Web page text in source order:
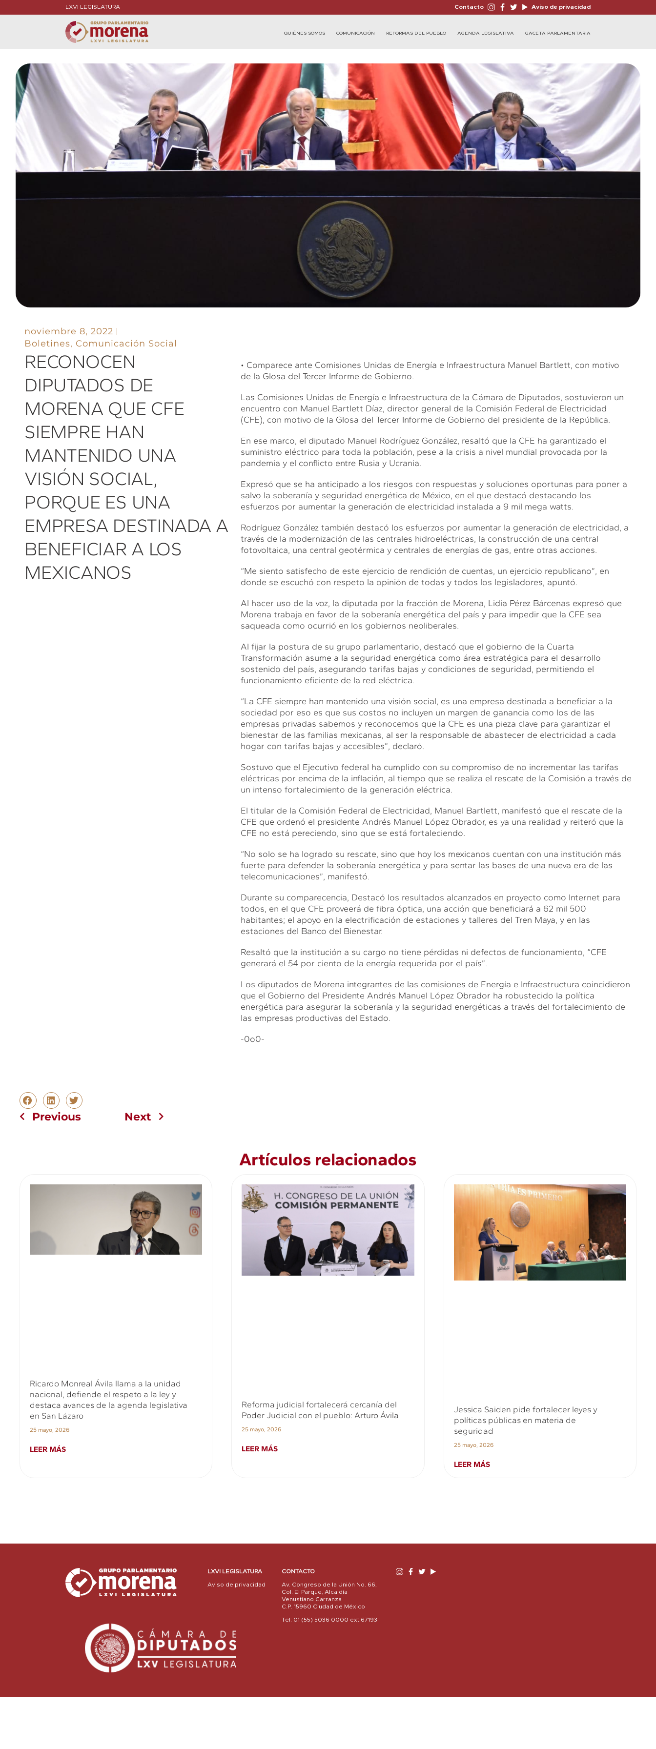
LXVI LEGISLATURA Contacto Aviso de privacidad
QUIÉNES SOMOS COMUNICACIÓN REFORMAS DEL PUEBLO AGENDA LEGISLATIVA GACETA PARLAMENTARIA
noviembre 8, 2022
Boletines, Comunicación Social
RECONOCEN
DIPUTADOS DE
MORENA QUE CFE
SIEMPRE HAN
MANTENIDO UNA
VISIÓN SOCIAL,
PORQUE ES UNA
EMPRESA DESTINADA A
BENEFICIAR A LOS
MEXICANOS
• Comparece ante Comisiones Unidas de Energía e Infraestructura Manuel Bartlett, con motivo
de la Glosa del Tercer Informe de Gobierno.
Las Comisiones Unidas de Energía e Infraestructura de la Cámara de Diputados, sostuvieron un
encuentro con Manuel Bartlett Díaz, director general de la Comisión Federal de Electricidad
(CFE), con motivo de la Glosa del Tercer Informe de Gobierno del presidente de la República.
En ese marco, el diputado Manuel Rodríguez González, resaltó que la CFE ha garantizado el
suministro eléctrico para toda la población, pese a la crisis a nivel mundial provocada por la
pandemia y el conflicto entre Rusia y Ucrania.
Expresó que se ha anticipado a los riesgos con respuestas y soluciones oportunas para poner a
salvo la soberanía y seguridad energética de México, en el que destacó destacando los
esfuerzos por aumentar la generación de electricidad instalada a 9 mil mega watts.
Rodríguez González también destacó los esfuerzos por aumentar la generación de electricidad, a
través de la modernización de las centrales hidroeléctricas, la construcción de una central
fotovoltaica, una central geotérmica y centrales de energías de gas, entre otras acciones.
“Me siento satisfecho de este ejercicio de rendición de cuentas, un ejercicio republicano”, en
donde se escuchó con respeto la opinión de todas y todos los legisladores, apuntó.
Al hacer uso de la voz, la diputada por la fracción de Morena, Lidia Pérez Bárcenas expresó que
Morena trabaja en favor de la soberanía energética del país y para impedir que la CFE sea
saqueada como ocurrió en los gobiernos neoliberales.
Al fijar la postura de su grupo parlamentario, destacó que el gobierno de la Cuarta
Transformación asume a la seguridad energética como área estratégica para el desarrollo
sostenido del país, asegurando tarifas bajas y condiciones de seguridad, permitiendo el
funcionamiento eficiente de la red eléctrica.
“La CFE siempre han mantenido una visión social, es una empresa destinada a beneficiar a la
sociedad por eso es que sus costos no incluyen un margen de ganancia como los de las
empresas privadas sabemos y reconocemos que la CFE es una pieza clave para garantizar el
bienestar de las familias mexicanas, al ser la responsable de abastecer de electricidad a cada
hogar con tarifas bajas y accesibles”, declaró.
Sostuvo que el Ejecutivo federal ha cumplido con su compromiso de no incrementar las tarifas
eléctricas por encima de la inflación, al tiempo que se realiza el rescate de la Comisión a través de
un intenso fortalecimiento de la generación eléctrica.
El titular de la Comisión Federal de Electricidad, Manuel Bartlett, manifestó que el rescate de la
CFE que ordenó el presidente Andrés Manuel López Obrador, es ya una realidad y reiteró que la
CFE no está pereciendo, sino que se está fortaleciendo.
“No solo se ha logrado su rescate, sino que hoy los mexicanos cuentan con una institución más
fuerte para defender la soberanía energética y para sentar las bases de una nueva era de las
telecomunicaciones”, manifestó.
Durante su comparecencia, Destacó los resultados alcanzados en proyecto como Internet para
todos, en el que CFE proveerá de fibra óptica, una acción que beneficiará a 62 mil 500
habitantes; el apoyo en la electrificación de estaciones y talleres del Tren Maya, y en las
estaciones del Banco del Bienestar.
Resaltó que la institución a su cargo no tiene pérdidas ni defectos de funcionamiento, “CFE
generará el 54 por ciento de la energía requerida por el país”.
Los diputados de Morena integrantes de las comisiones de Energía e Infraestructura coincidieron
que el Gobierno del Presidente Andrés Manuel López Obrador ha robustecido la política
energética para asegurar la soberanía y la seguridad energéticas a través del fortalecimiento de
las empresas productivas del Estado.
-0o0-
Previous Next
Artículos relacionados
Ricardo Monreal Ávila llama a la unidad
nacional, defiende el respeto a la ley y
destaca avances de la agenda legislativa
en San Lázaro
25 mayo, 2026
LEER MÁS
Reforma judicial fortalecerá cercanía del
Poder Judicial con el pueblo: Arturo Ávila
25 mayo, 2026
LEER MÁS
Jessica Saiden pide fortalecer leyes y
políticas públicas en materia de
seguridad
25 mayo, 2026
LEER MÁS
LXVI LEGISLATURA
Aviso de privacidad
CONTACTO
Av. Congreso de la Unión No. 66,
Col. El Parque, Alcaldía
Venustiano Carranza
C.P. 15960 Ciudad de México
Tel: 01 (55) 5036 0000 ext.67193